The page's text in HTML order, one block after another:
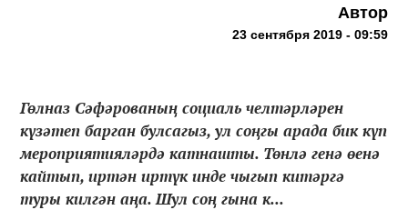
Автор
23 сентября 2019 - 09:59
Гөлназ Сәфәрованың социаль челтәрләрен
күзәтеп барган булсагыз, ул соңгы арада бик күп
мероприятияләрдә катнашты. Төнлә генә өенә
кайтып, иртән иртүк инде чыгып китәргә
туры килгән аңа. Шул соң гына к...